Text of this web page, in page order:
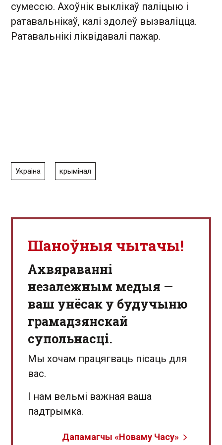
сумессю. Ахоўнік выклікаў паліцыю і
ратавальнікаў, калі здолеў вызваліцца.
Ратавальнікі ліквідавалі пажар.
Украіна крымінал
Шаноўныя чытачы!
Aхвяраванні
незалежным медыя —
ваш унёсак у будучыню
грамадзянскай
супольнасці.
Мы хочам працягваць пісаць для
вас.
І нам вельмі важная ваша
падтрымка.
Дапамагчы «Новаму Часу»